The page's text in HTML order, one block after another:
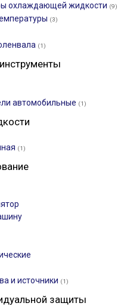
охлаждающей жидкости (9)
(3)
(1)
автомобильные (1)
(1)
и источники (1)
защиты